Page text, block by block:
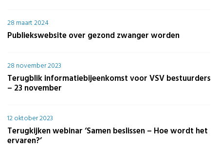
28 maart 2024
Publiekswebsite over gezond zwanger worden
28 november 2023
Terugblik informatiebijeenkomst voor VSV bestuurders
– 23 november
12 oktober 2023
Terugkijken webinar ‘Samen beslissen – Hoe wordt het
ervaren?’